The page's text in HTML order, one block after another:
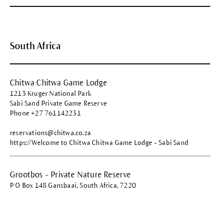
South Africa
Chitwa Chitwa Game Lodge
1213 Kruger National Park
Sabi Sand Private Game Reserve
Phone +27 761142231
reservations@chitwa.co.za
https://Welcome to Chitwa Chitwa Game Lodge - Sabi Sand
Grootbos - Private Nature Reserve
P O Box 148 Gansbaai, South Africa, 7220